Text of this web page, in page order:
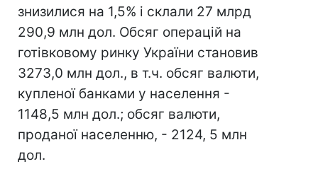
знизилися на 1,5% і склали 27 млрд
290,9 млн дол. Обсяг операцій на
готівковому ринку України становив
3273,0 млн дол., в т.ч. обсяг валюти,
купленої банками у населення -
1148,5 млн дол.; обсяг валюти,
проданої населенню, - 2124, 5 млн
дол.